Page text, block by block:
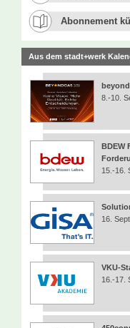
Abonnement
Aus dem stadt+werk
8.-10.
BDEW
15.-16.
16.
VKU-
16.-17.